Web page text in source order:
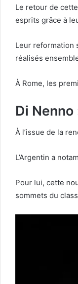
Le retour de
esprits grâce à
Leur reformation
réalisés
À Rome, les
Di
À l’issue de la
L’Argentin a
Pour lui, cette
sommets du